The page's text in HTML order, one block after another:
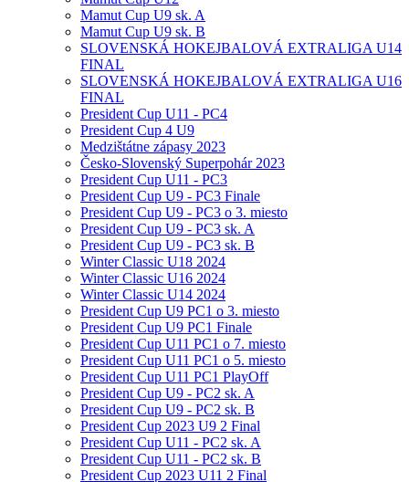
Mamut Cup U9 sk. A
Mamut Cup U9 sk. B
SLOVENSKÁ HOKEJBALOVÁ EXTRALIGA U14
FINAL
SLOVENSKÁ HOKEJBALOVÁ EXTRALIGA U16
FINAL
President Cup U11 - PC4
President Cup 4 U9
Medzištátne zápasy 2023
Česko-Slovenský Superpohár 2023
President Cup U11 - PC3
President Cup U9 - PC3 Finale
President Cup U9 - PC3 o 3. miesto
President Cup U9 - PC3 sk. A
President Cup U9 - PC3 sk. B
Winter Classic U18 2024
Winter Classic U16 2024
Winter Classic U14 2024
President Cup U9 PC1 o 3. miesto
President Cup U9 PC1 Finale
President Cup U11 PC1 o 7. miesto
President Cup U11 PC1 o 5. miesto
President Cup U11 PC1 PlayOff
President Cup U9 - PC2 sk. A
President Cup U9 - PC2 sk. B
President Cup 2023 U9 2 Final
President Cup U11 - PC2 sk. A
President Cup U11 - PC2 sk. B
President Cup 2023 U11 2 Final